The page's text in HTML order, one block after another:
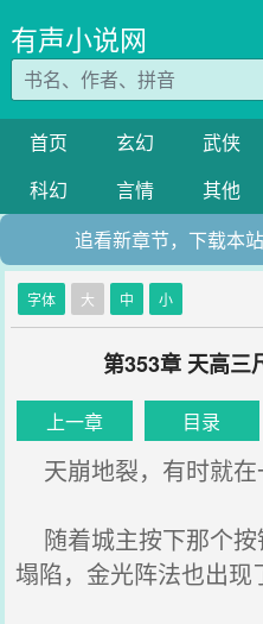
有声小说网
首页 玄幻 武侠
科幻
言情 其他
追看新章节，下载本
字体 大 中 小
第353章 天高三
上一章 目录
天崩地裂，有时就在
随着城主按下那个按
塌陷，金光阵法也出现